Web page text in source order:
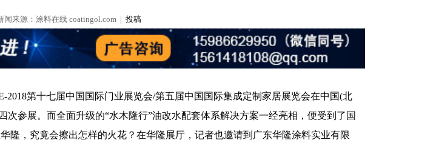
来源：涂料在线 coatingol.com | 投稿
第十七届中国国际门业展览会/第五届中国国际集成定制家居展览会在中国(北
参展。而全面升级的“水木隆行”油改水配套体系解决方案一经亮相，便受到了国
隆，究竟会擦出怎样的火花？在华隆展厅，记者也邀请到广东华隆涂料实业有限